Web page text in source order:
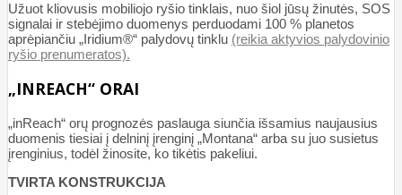
Užuot kliovusis mobiliojo ryšio tinklais, nuo šiol jūsų žinutės, SOS
signalai ir stebėjimo duomenys perduodami 100 % planetos
aprėpiančiu „Iridium®“ palydovų tinklu (reikia aktyvios palydovinio
ryšio prenumeratos).
„INREACH“ ORAI
„inReach“ orų prognozės paslauga siunčia išsamius naujausius
duomenis tiesiai į delninį įrenginį „Montana“ arba su juo susietus
įrenginius, todėl žinosite, ko tikėtis pakeliui.
TVIRTA KONSTRUKCIJA